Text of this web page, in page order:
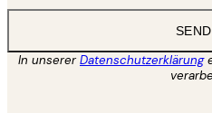
In unsererDatenschutzerklärung